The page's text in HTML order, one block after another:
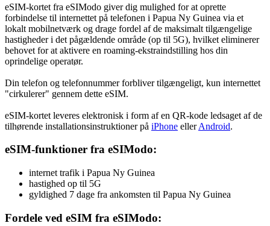
eSIM-kortet fra eSIModo giver dig mulighed for at oprette
forbindelse til internettet på telefonen i Papua Ny Guinea via et
lokalt mobilnetværk og drage fordel af de maksimalt tilgængelige
hastigheder i det pågældende område (op til 5G), hvilket eliminerer
behovet for at aktivere en roaming-ekstraindstilling hos din
oprindelige operatør.
Din telefon og telefonnummer forbliver tilgængeligt, kun internettet
"cirkulerer" gennem dette eSIM.
eSIM-kortet leveres elektronisk i form af en QR-kode ledsaget af de
tilhørende installationsinstruktioner på iPhone ellerAndroid.
eSIM-funktioner fra eSIModo:
internet trafik i Papua Ny Guinea
hastighed op til 5G
gyldighed 7 dage fra ankomsten til Papua Ny Guinea
Fordele ved eSIM fra eSIModo: